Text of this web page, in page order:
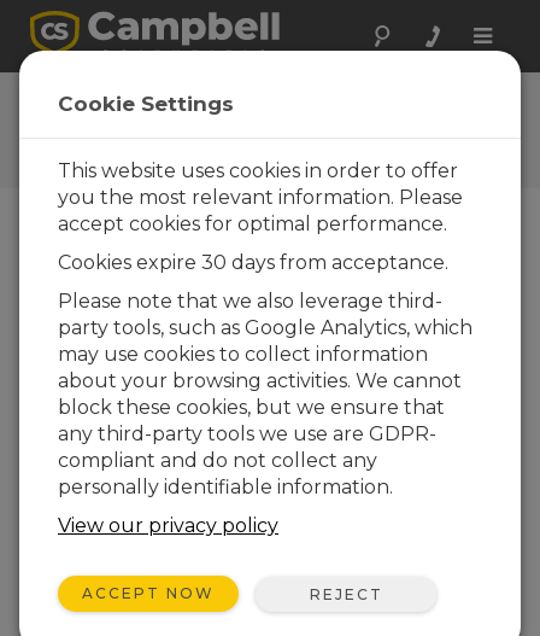
Toggle
Questions
Posez vos questions à
Campbell Scientific France
de nos experts vous contactera. * = champ
obligatoire.
Veuillez sélectionner le type de question
:
Achat
Support technique
Tapez votre question ici :
Cookie Settings
This website uses cookies in order to offer
you the most relevant information. Please
accept cookies for optimal performance.
Cookies expire 30 days from acceptance.
Please note that we also leverage third-
party tools, such as Google Analytics, which
may use cookies to collect information
about your browsing activities. We cannot
block these cookies, but we ensure that
any third-party tools we use are GDPR-
compliant and do not collect any
personally identifiable information.
View our privacy policy
ACCEPT NOW REJECT